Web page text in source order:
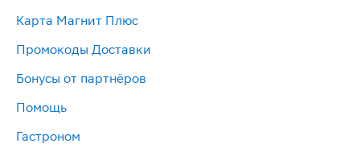
Карта Магнит Плюс
Промокоды Доставки
Бонусы от партнёров
Помощь
Гастроном